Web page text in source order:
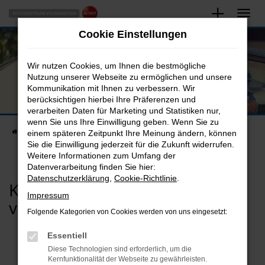
Zum
Hauptinhalt WHATSAPP
Startseite Kontakt WhatsApp
Kontaktieren Sie uns bequem
von Ihrem Handy aus.
Cookie Einstellungen
Wir nutzen Cookies, um Ihnen die bestmögliche
Nutzung unserer Webseite zu ermöglichen und unsere
Kommunikation mit Ihnen zu verbessern. Wir
berücksichtigen hierbei Ihre Präferenzen und
verarbeiten Daten für Marketing und Statistiken nur,
wenn Sie uns Ihre Einwilligung geben. Wenn Sie zu
einem späteren Zeitpunkt Ihre Meinung ändern, können
Sie die Einwilligung jederzeit für die Zukunft widerrufen.
Weitere Informationen zum Umfang der
Datenverarbeitung finden Sie hier:
Datenschutzerklärung Cookie-Richtlinie
Impressum
Folgende Kategorien von Cookies werden von uns eingesetzt:
Essentiell
Diese Technologien sind erforderlich, um die
Kernfunktionalität der Webseite zu gewährleisten.